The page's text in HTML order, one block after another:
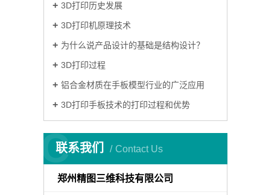
3D打印历史发展
3D打印机原理技术
为什么说产品设计的基础是结构设计？
3D打印过程
铝合金材质在手板模型行业的广泛应用
3D打印手板技术的打印过程和优势
联系我们 Contact Us
C
郑州精图三维科技有限公司